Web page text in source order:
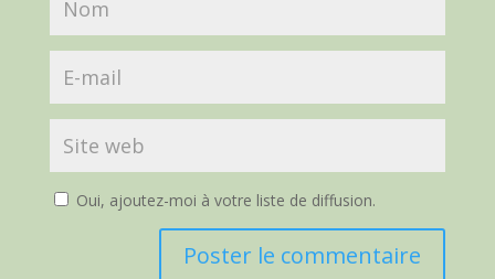
Oui, ajoutez-moi à votre liste de diffusion.